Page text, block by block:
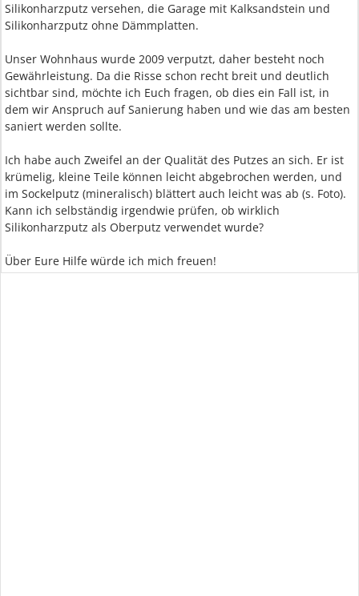
Silikonharzputz versehen, die Garage mit Kalksandstein und
Silikonharzputz ohne Dämmplatten.
Unser Wohnhaus wurde 2009 verputzt, daher besteht noch
Gewährleistung. Da die Risse schon recht breit und deutlich
sichtbar sind, möchte ich Euch fragen, ob dies ein Fall ist, in
dem wir Anspruch auf Sanierung haben und wie das am besten
saniert werden sollte.
Ich habe auch Zweifel an der Qualität des Putzes an sich. Er ist
krümelig, kleine Teile können leicht abgebrochen werden, und
im Sockelputz (mineralisch) blättert auch leicht was ab (s. Foto).
Kann ich selbständig irgendwie prüfen, ob wirklich
Silikonharzputz als Oberputz verwendet wurde?
Über Eure Hilfe würde ich mich freuen!